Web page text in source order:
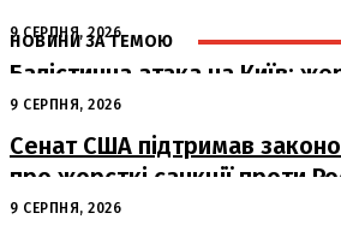
НОВИНИ ЗА ТЕМОЮ
9 СЕРПНЯ, 2026
Балістична атака на Київ:
руйнування
9 СЕРПНЯ, 2026
Сенат США підтримав
про жорсткі санкції проти
Ірану
9 СЕРПНЯ, 2026